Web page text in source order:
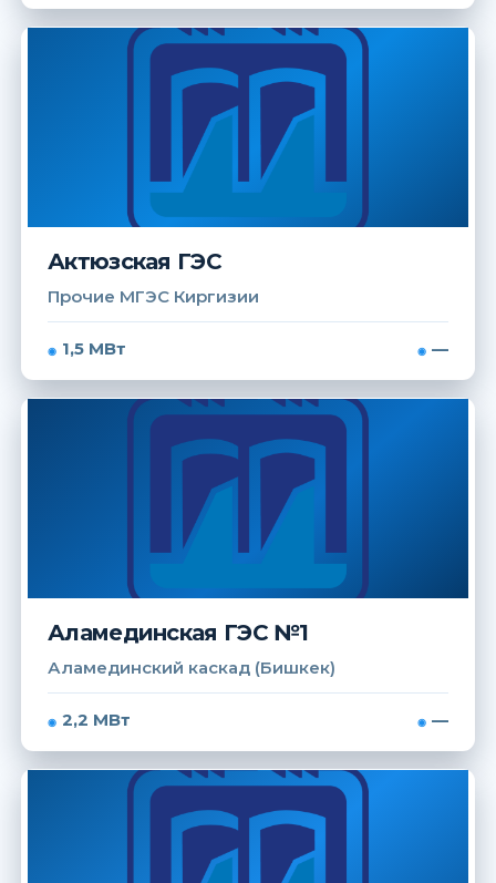
Актюзская ГЭС
Прочие МГЭС Киргизии
1,5 МВт —
Аламединская ГЭС №1
Аламединский каскад (Бишкек)
2,2 МВт —